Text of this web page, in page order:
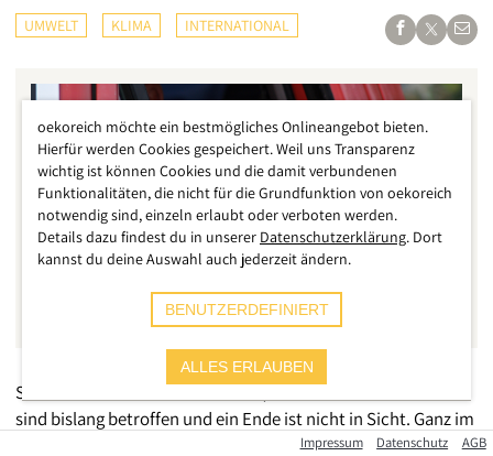
UMWELT KLIMA INTERNATIONAL
Seit Wochen brennt es in Kanada, über 160.000 Hektar Wald
sind bislang betroffen und ein Ende ist nicht in Sicht. Ganz im
Gegenteil breiten sich die Brände immer weiter aus und
Impressum Datenschutz AGB
oekoreich möchte ein bestmögliches Onlineangebot bieten.
Hierfür werden Cookies gespeichert. Weil uns Transparenz
wichtig ist können Cookies und die damit verbundenen
Funktionalitäten, die nicht für die Grundfunktion von oekoreich
notwendig sind, einzeln erlaubt oder verboten werden.
Details dazu findest du in unserer Datenschutzerklärung. Dort
kannst du deine Auswahl auch jederzeit ändern.
BENUTZERDEFINIERT
ALLES ERLAUBEN